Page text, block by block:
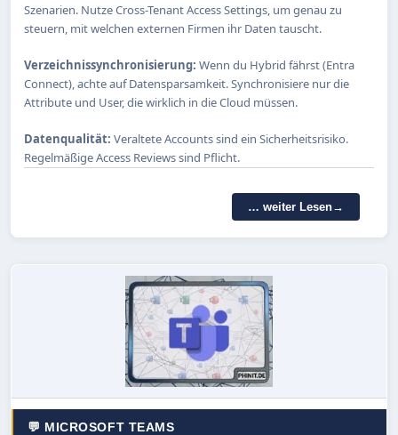
Szenarien. Nutze Cross-Tenant Access Settings, um genau zu
steuern, mit welchen externen Firmen ihr Daten tauscht.
Verzeichnissynchronisierung: Wenn du Hybrid fährst (Entra
Connect), achte auf Datensparsamkeit. Synchronisiere nur die
Attribute und User, die wirklich in die Cloud müssen.
Datenqualität: Veraltete Accounts sind ein Sicherheitsrisiko.
Regelmäßige Access Reviews sind Pflicht.
… weiter Lesen
💬 MICROSOFT TEAMS